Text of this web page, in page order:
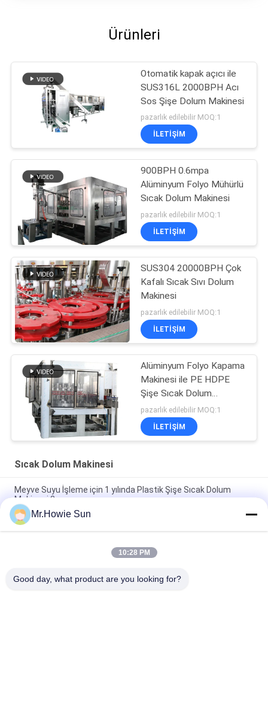
Ürünleri
Otomatik kapak açıcı ile
SUS316L 2000BPH Acı
Sos Şişe Dolum Makinesi
pazarlık edilebilir MOQ:1
İLETIŞIM
900BPH 0.6mpa
Alüminyum Folyo Mühürlü
Sıcak Dolum Makinesi
pazarlık edilebilir MOQ:1
İLETIŞIM
SUS304 20000BPH Çok
Kafalı Sıcak Sıvı Dolum
Makinesi
pazarlık edilebilir MOQ:1
İLETIŞIM
Alüminyum Folyo Kapama
Makinesi ile PE HDPE
Şişe Sıcak Dolum
Makinesi
pazarlık edilebilir MOQ:1
İLETIŞIM
Sıcak Dolum Makinesi
Meyve Suyu İşleme için 1 yılında Plastik Şişe Sıcak Dolum
Makinesi 3
SUS316L 5000BPH Yıkama Dolum Kapatma Sıcak Suyu Dolum
Makinesi
SUS316 PE Şişelenmiş Çok Kafalı Yüzey Dozajlama Cihazlı
Mr.Howie Sun
10:28 PM
Good day, what product are you looking for?